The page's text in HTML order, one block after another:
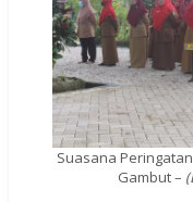
Suasana
Gambut –